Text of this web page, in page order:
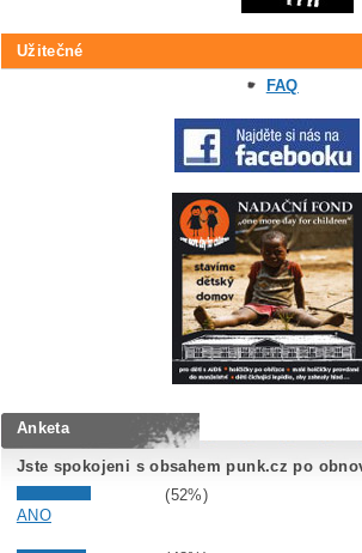
Užitečné
FAQ
Anketa
Jste spokojeni s obsahem punk.cz po
(52%)
ANO